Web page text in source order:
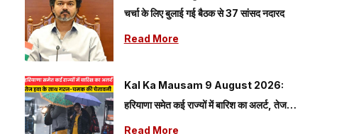
चर्चा के लिए बुलाई गई बैठक से 37 सांसद नदारद
Read More
Kal Ka Mausam 9 August 2026:
हरियाणा समेत कई राज्यों में बारिश का अलर्ट, तेज
हवा के साथ गरज-चमक की चेतावनी
Read More